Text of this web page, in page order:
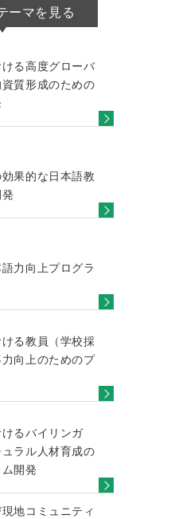
ーマを見る
る高度グローバ
質形成のための
果的な日本語教
力向上プログラ
る教員（学校採
向上のためのプ
るバイリンガ
ラル人材育成の
開発
地コミュニティ